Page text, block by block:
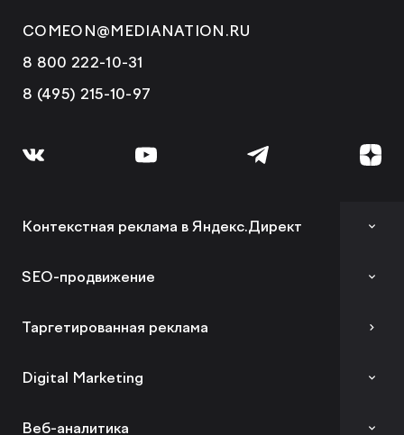
COMEON@MEDIANATION.RU
8 800 222-10-31
8 (495) 215-10-97
Контекстная реклама в Яндекс.Директ
Аудит контекстной рекламы
SEO-продвижение
SEO-аудит сайта
SEO-продвижение в вашей тематике
Таргетированная реклама
Digital Marketing
Комплексный digital-маркетинг
Веб-аналитика